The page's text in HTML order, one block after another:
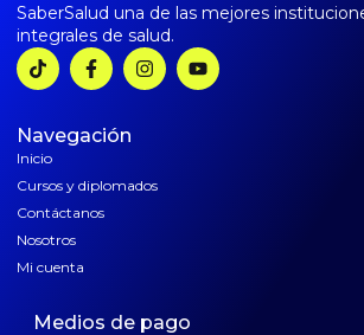
SaberSalud una de las mejores
integrales de salud.
Navegación
Inicio
Cursos y diplomados
Contáctanos
Nosotros
Mi cuenta
Medios de pago